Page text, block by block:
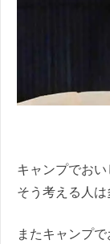
キャンプでおい
そう考える人は
またキャンプ